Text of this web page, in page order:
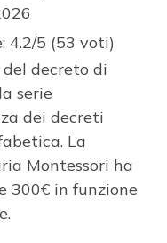
4.2/5 (53 voti)
decreto di
serie
dei decreti
La
Montessori ha
300€ in funzione